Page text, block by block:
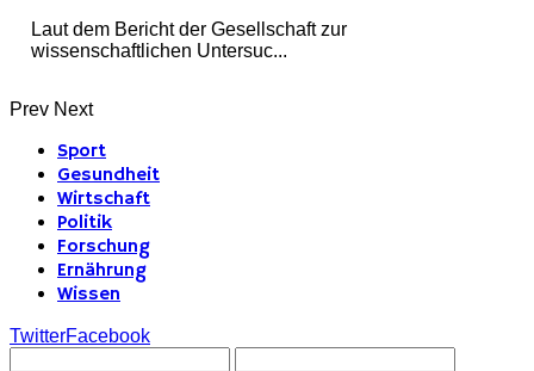
Laut dem Bericht der Gesellschaft zur
wissenschaftlichen Untersuc...
Prev Next
Sport
Gesundheit
Wirtschaft
Politik
Forschung
Ernährung
Wissen
TwitterFacebook